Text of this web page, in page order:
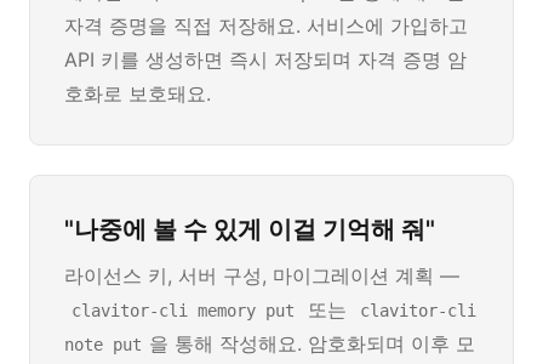
자격 증명을 직접 저장해요. 서비스에 가입하고
API 키를 생성하면 즉시 저장되며 자격 증명 암
호화로 보호돼요.
"나중에 볼 수 있게 이걸 기억해 줘"
라이선스 키, 서버 구성, 마이그레이션 계획 —
clavitor-cli memory put 또는
clavitor-cli
note put 을 통해 작성해요. 암호화되며 이후 모